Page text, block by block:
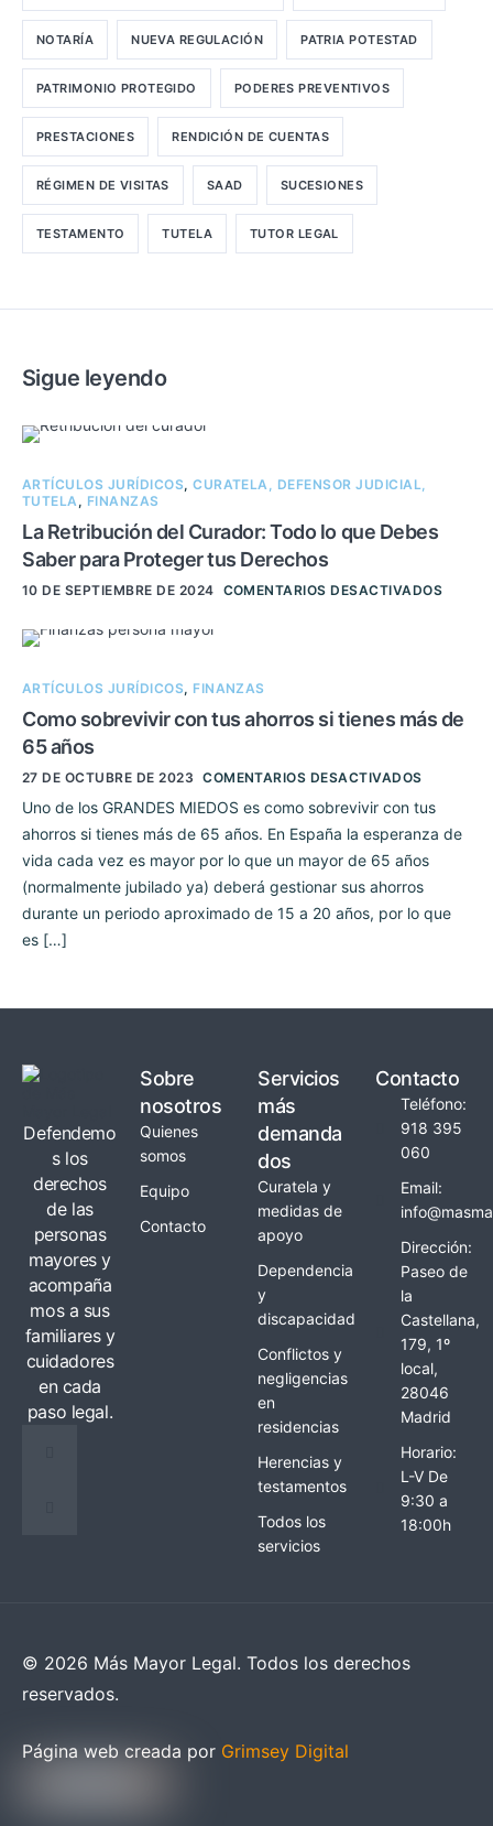
NOTARÍA NUEVA REGULACIÓN PATRIA POTESTAD
PATRIMONIO PROTEGIDO PODERES PREVENTIVOS
PRESTACIONES RENDICIÓN DE CUENTAS
RÉGIMEN DE VISITAS SAAD SUCESIONES
TESTAMENTO TUTELA TUTOR LEGAL
Sigue leyendo
ARTÍCULOS JURÍDICOS,CURATELA, DEFENSOR JUDICIAL,
TUTELA, FINANZAS
La Retribución del Curador: Todo lo que Debes
Saber para Proteger tus Derechos
10 DE SEPTIEMBRE DE 2024 COMENTARIOS DESACTIVADOS
ARTÍCULOS JURÍDICOS, FINANZAS
Como sobrevivir con tus ahorros si tienes más de
65 años
27 DE OCTUBRE DE 2023 COMENTARIOS DESACTIVADOS
Uno de los GRANDES MIEDOS es como sobrevivir con tus
ahorros si tienes más de 65 años. En España la esperanza de
vida cada vez es mayor por lo que un mayor de 65 años
(normalmente jubilado ya) deberá gestionar sus ahorros
durante un periodo aproximado de 15 a 20 años, por lo que
es […]
Defendemo
s los
derechos
de las
personas
mayores y
acompaña
mos a sus
familiares y
cuidadores
en cada
paso legal.
Sobre
nosotros
Quienes
somos
Equipo
Contacto
Servicios
más
demanda
dos
Curatela y
medidas de
apoyo
Dependencia
y
discapacidad
Conflictos y
negligencias
en
residencias
Herencias y
testamentos
Todos los
servicios
Contacto
Teléfono:
918 395
060
Email:
Dirección:
Paseo de
la
Castellana,
179, 1º
local,
28046
Madrid
Horario:
L-V De
9:30 a
18:00h
© 2026 Más Mayor Legal. Todos los derechos
reservados.
Página web creada por Grimsey Digital